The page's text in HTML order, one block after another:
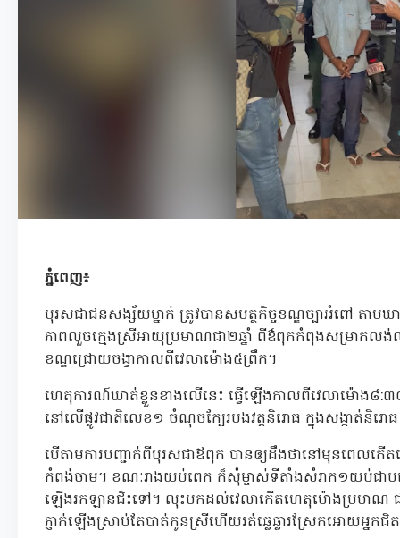
ភ្នំពេញ៖
បុរសជាជនសង្ស័យម្នាក់ ត្រូវបានសមត្ថកិច្ចខណ្ឌច្បាអំពៅ តាមឃ
ភាពលួចក្មេងស្រីអាយុប្រមាណជា២ឆ្នាំ ពីឳពុកកំពុងសម្រាកលង់
ខណ្ឌជ្រោយចង្វាកាលពីវេលាម៉ោង៥ព្រឹក។
ហេតុការណ៍ឃាត់ខ្លួនខាងលើនេះ ធ្វើឡើងកាលពីវេលាម៉ោង៨:៣
នៅលើផ្លូវជាតិលេខ១ ចំណុចក្បែរបងវត្តនិរោធ ក្នុងសង្កាត់និរោ
បើតាមការបញ្ជាក់ពីបុរសជាឪពុក បានឲ្យដឹងថានៅមុនពេលកើត
កំពង់ចាម។ ខណៈរាងយប់ពេក ក៏សុំម្ចាស់ទីតាំងសំរាក១យប់ជាប
ឡើងរកឡានជិះទៅ។ លុះមកដល់វេលាកើតហេតុម៉ោងប្រមាណ
ភ្ញាក់ឡើងស្រាប់តែបាត់កូនស្រីហើយរត់ឆ្លេឆ្លារស្រែកអោយអ្នក